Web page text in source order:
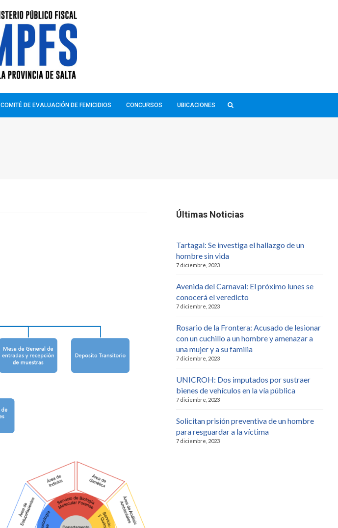
COMITÉ DE EVALUACIÓN DE FEMICIDIOS CONCURSOS UBICACIONES
Últimas Noticias
Tartagal: Se investiga el hallazgo de un
hombre sin vida
7 diciembre, 2023
Avenida del Carnaval: El próximo lunes se
conocerá el veredicto
7 diciembre, 2023
Rosario de la Frontera: Acusado de lesionar
con un cuchillo a un hombre y amenazar a
una mujer y a su familia
7 diciembre, 2023
UNICROH: Dos imputados por sustraer
bienes de vehículos en la vía pública
7 diciembre, 2023
Solicitan prisión preventiva de un hombre
para resguardar a la víctima
7 diciembre, 2023